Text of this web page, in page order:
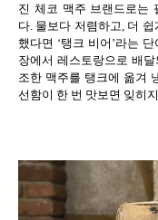
진 체코 맥주 브랜드로는
다. 물보다 저렴하고, 더 쉽
했다면 ‘탱크 비어 ’라는 단
장에서 레스토랑으로 배
조한 맥주를 탱크에 옮겨
선함이 한 번 맛보면 잊히